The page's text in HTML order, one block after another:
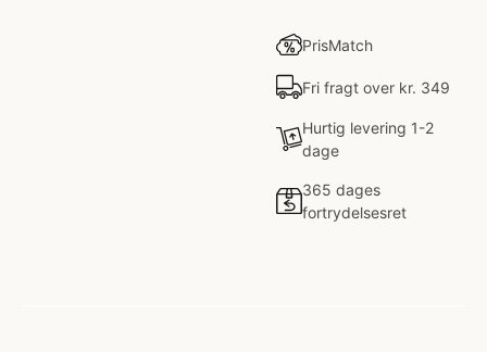
PrisMatch
Fri fragt over kr. 349
Hurtig levering 1-2
dage
365 dages
fortrydelsesret